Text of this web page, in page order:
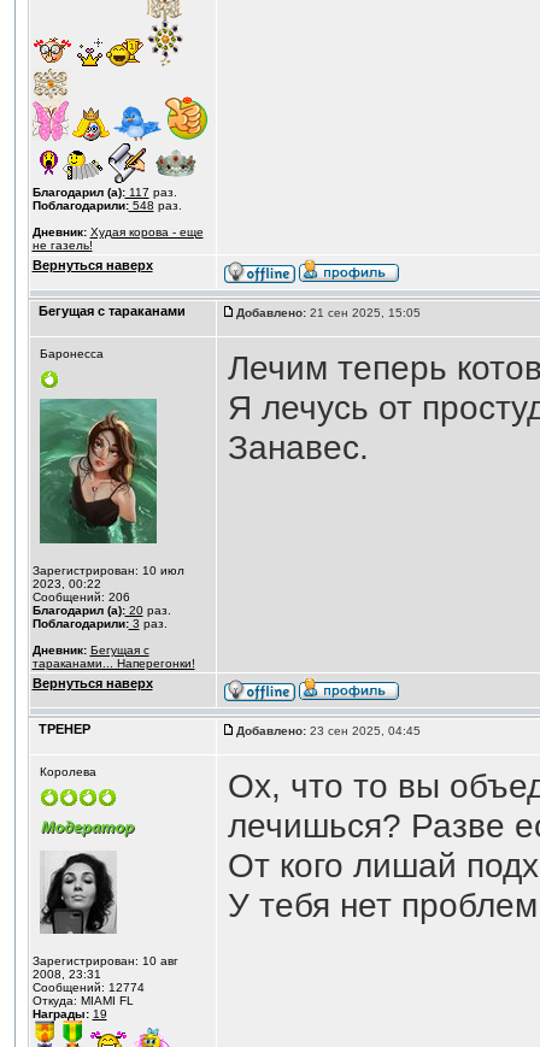
Благодарил (а):117 раз.
Поблагодарили:548 раз.
Дневник: Худая корова - еще
не газель!
Вернуться наверх
Бегущая с тараканами Добавлено:21 сен 2025, 15:05
Баронесса
Зарегистрирован: 10 июл
2023, 00:22
Сообщений: 206
Благодарил (а):20раз.
Поблагодарили:3 раз.
Дневник: Бегущая с
тараканами... Наперегонки!
Лечим теперь
Я лечусь от
Занавес.
Вернуться наверх
ТРЕНЕР Добавлено:23 сен 2025, 04:45
Королева
Зарегистрирован: 10 авг
2008, 23:31
Сообщений: 12774
Откуда: MIAMI FL
Награды: 19
Ох, что то вы
лечишься? Разве
От кого лишай
У тебя нет